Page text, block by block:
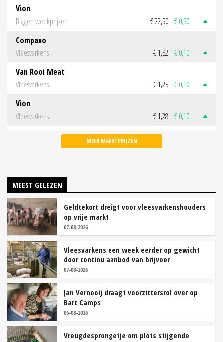
Vion
Biggen weekprijzen
€ 22,50 € 0,50
Compaxo
Vleesvarkens
€ 1,32 € 0,10
Van Rooi Meat
Vleesvarkens
€ 1,25 € 0,10
Vion
Vleesvarkens
€ 1,28 € 0,10
MEER MARKTPRIJZEN
MEEST GELEZEN
Geldtekort dreigt voor vleesvarkenshouders
op vrije markt
07-08-2026
Vleesvarkens een week eerder op gewicht
door continu aanbod van brijvoer
07-08-2026
Jan Vernooij draagt voorzittersrol over op
Bart Camps
06-08-2026
Vreugdesprongetje om plots stijgende